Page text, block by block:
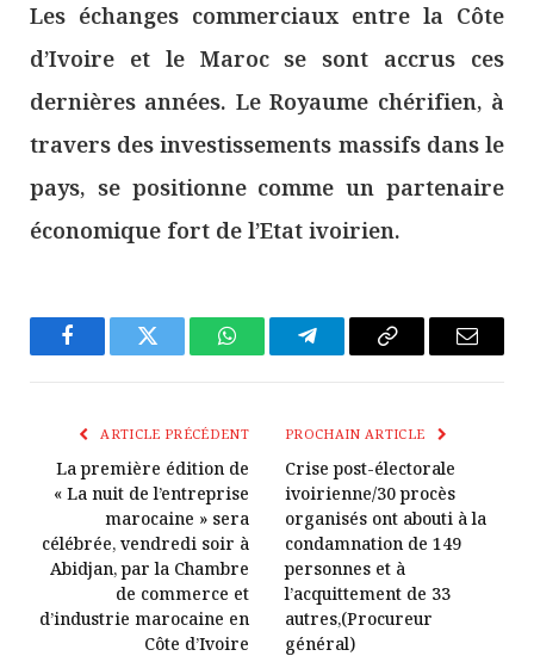
Les échanges commerciaux entre la Côte
d’Ivoire et le Maroc se sont accrus ces
dernières années. Le Royaume chérifien, à
travers des investissements massifs dans le
pays, se positionne comme un partenaire
économique fort de l’Etat ivoirien.
FacebookTwitter WhatsAppTélégrammeCopier
Lien
E-
ARTICLE PRÉCÉDENT
La première édition de
« La nuit de l’entreprise
marocaine » sera
célébrée, vendredi soir à
Abidjan, par la Chambre
de commerce et
d’industrie marocaine en
Côte d’Ivoire
PROCHAIN ARTICLE
Crise post-électorale
ivoirienne/30 procès
organisés ont abouti à la
condamnation de 149
personnes et à
l’acquittement de 33
autres,(Procureur
général)